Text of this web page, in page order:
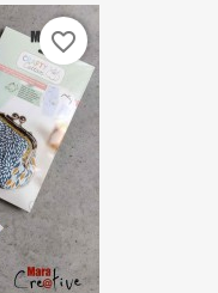
favorite_border